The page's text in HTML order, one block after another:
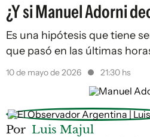
¿Y si Manuel Adorni
Es una hipótesis que tiene
que pasó en las últimas
10 de mayo de 2026 21:30 hs
Por Luis Majul